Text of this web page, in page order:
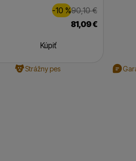
Pôvodná
90,10€
Zľava
9,00€
(
-10 %
)
81,09€
Kúpiť
Strážny pes